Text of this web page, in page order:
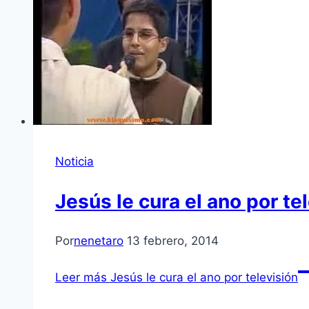
Noticia
Jesús le cura el ano por
Pornenetaro 13 febrero, 2014
Leer más Jesús le cura el ano por televisión